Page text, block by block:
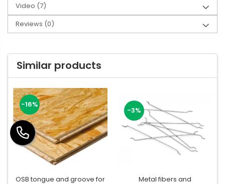
Video (7)
Reviews (0)
Similar products
-16%
OSB tongue and groove for
-3%
Metal fibers and